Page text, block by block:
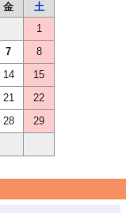
金
土
1
7
8
14
15
21
22
28
29